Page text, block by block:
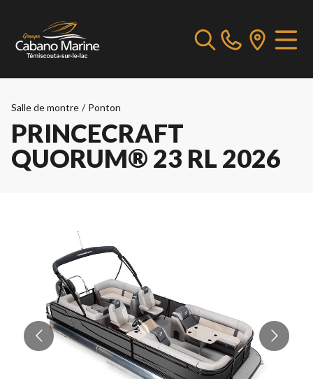
Salle de montre / Ponton
PRINCECRAFT
QUORUM® 23 RL 2026